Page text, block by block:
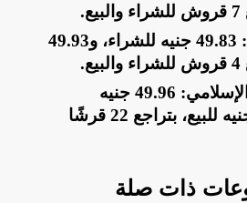
.
بنك قطر الوطني: 49.83 جنيه للشراء، و49.93
.
مصرف أبو ظبي الإسلامي: 49.96 جنيه
للشراء، و50.06 جنيه للبيع، بتراجع 22 قرشًا
ذات صلة